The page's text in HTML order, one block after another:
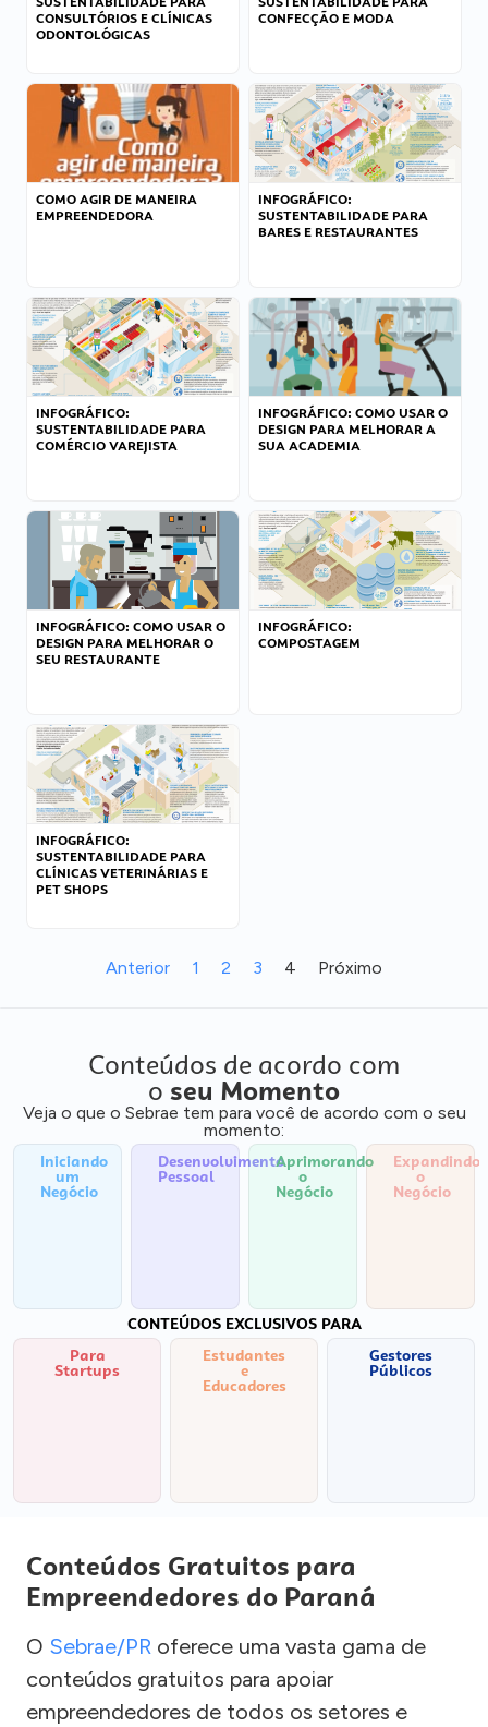
CONSULTÓRIOS E CLÍNICAS
ODONTOLÓGICAS
CONFECÇÃO E MODA
COMO AGIR DE MANEIRA
EMPREENDEDORA
INFOGRÁFICO:
SUSTENTABILIDADE PARA
BARES E RESTAURANTES
INFOGRÁFICO:
SUSTENTABILIDADE PARA
COMÉRCIO VAREJISTA
INFOGRÁFICO: COMO USAR O
DESIGN PARA MELHORAR A
SUA ACADEMIA
INFOGRÁFICO: COMO USAR O
DESIGN PARA MELHORAR O
SEU RESTAURANTE
INFOGRÁFICO:
COMPOSTAGEM
INFOGRÁFICO:
SUSTENTABILIDADE PARA
CLÍNICAS VETERINÁRIAS E
PET SHOPS
Anterior 1 2 3 4 Próximo
Conteúdos de acordo com
o seu Momento
Veja o que o Sebrae tem para você de acordo com o seu
momento:
Iniciando
um
Negócio
Desenvolvimento
Pessoal
Aprimorando
o
Negócio
Expandindo
o
Negócio
CONTEÚDOS EXCLUSIVOS PARA
Para
Startups
Estudantes
e
Educadores
Gestores
Públicos
Conteúdos Gratuitos para
Empreendedores do Paraná
O Sebrae/PR oferece uma vasta gama de
conteúdos gratuitos para apoiar
empreendedores de todos os setores e